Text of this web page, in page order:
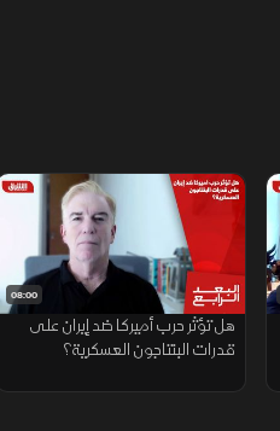
08:00
هل تؤثر حرب أميركا ضد إيران على
قدرات البنتاجون العسكرية؟